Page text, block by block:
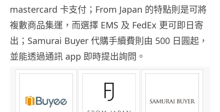
mastercard 卡支付；From Japan 的特點則是可將
複數商品集運，而選擇 EMS 及 FedEx 更可即日寄
出；Samurai Buyer 代購手續費則由 500 日圓起，
並能透過通訊 app 即時提出詢問。